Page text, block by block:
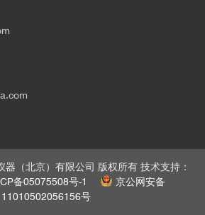
（北京）有限公司 版权所有 技术支持：
备05075508号-1
京公网安备
11010502056156号